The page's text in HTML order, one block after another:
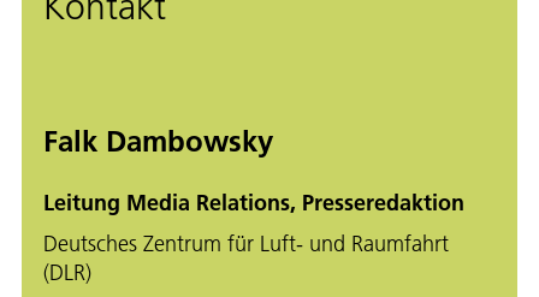
Falk Dambowsky
Leitung Media Relations, Presseredaktion
Deutsches Zentrum für Luft- und Raumfahrt
(DLR)